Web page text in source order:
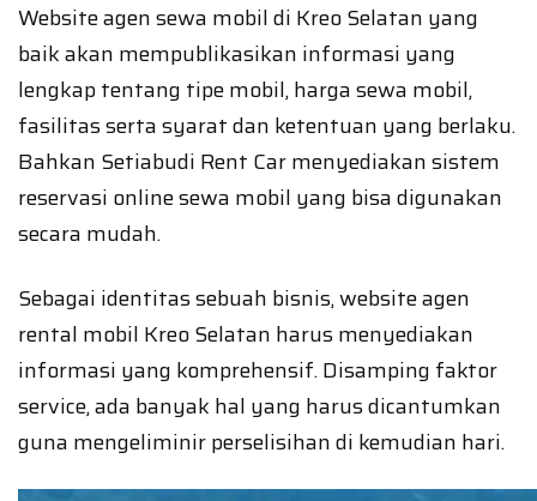
Website agen sewa mobil di Kreo Selatan yang
baik akan mempublikasikan informasi yang
lengkap tentang tipe mobil, harga sewa mobil,
fasilitas serta syarat dan ketentuan yang berlaku.
Bahkan Setiabudi Rent Car menyediakan sistem
reservasi online sewa mobil yang bisa digunakan
secara mudah.
Sebagai identitas sebuah bisnis, website agen
rental mobil Kreo Selatan harus menyediakan
informasi yang komprehensif. Disamping faktor
service, ada banyak hal yang harus dicantumkan
guna mengeliminir perselisihan di kemudian hari.